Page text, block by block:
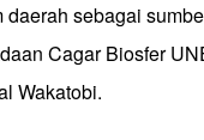
daerah sebagai
Cagar Biosfer
Wakatobi.